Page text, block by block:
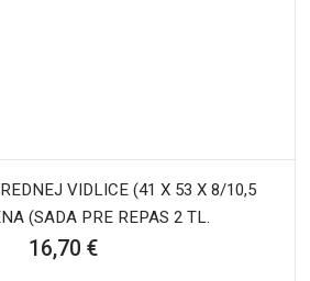
VIDLICE (41 X 53 X 8/10,5
(SADA PRE REPAS 2 TL.
16,70 €